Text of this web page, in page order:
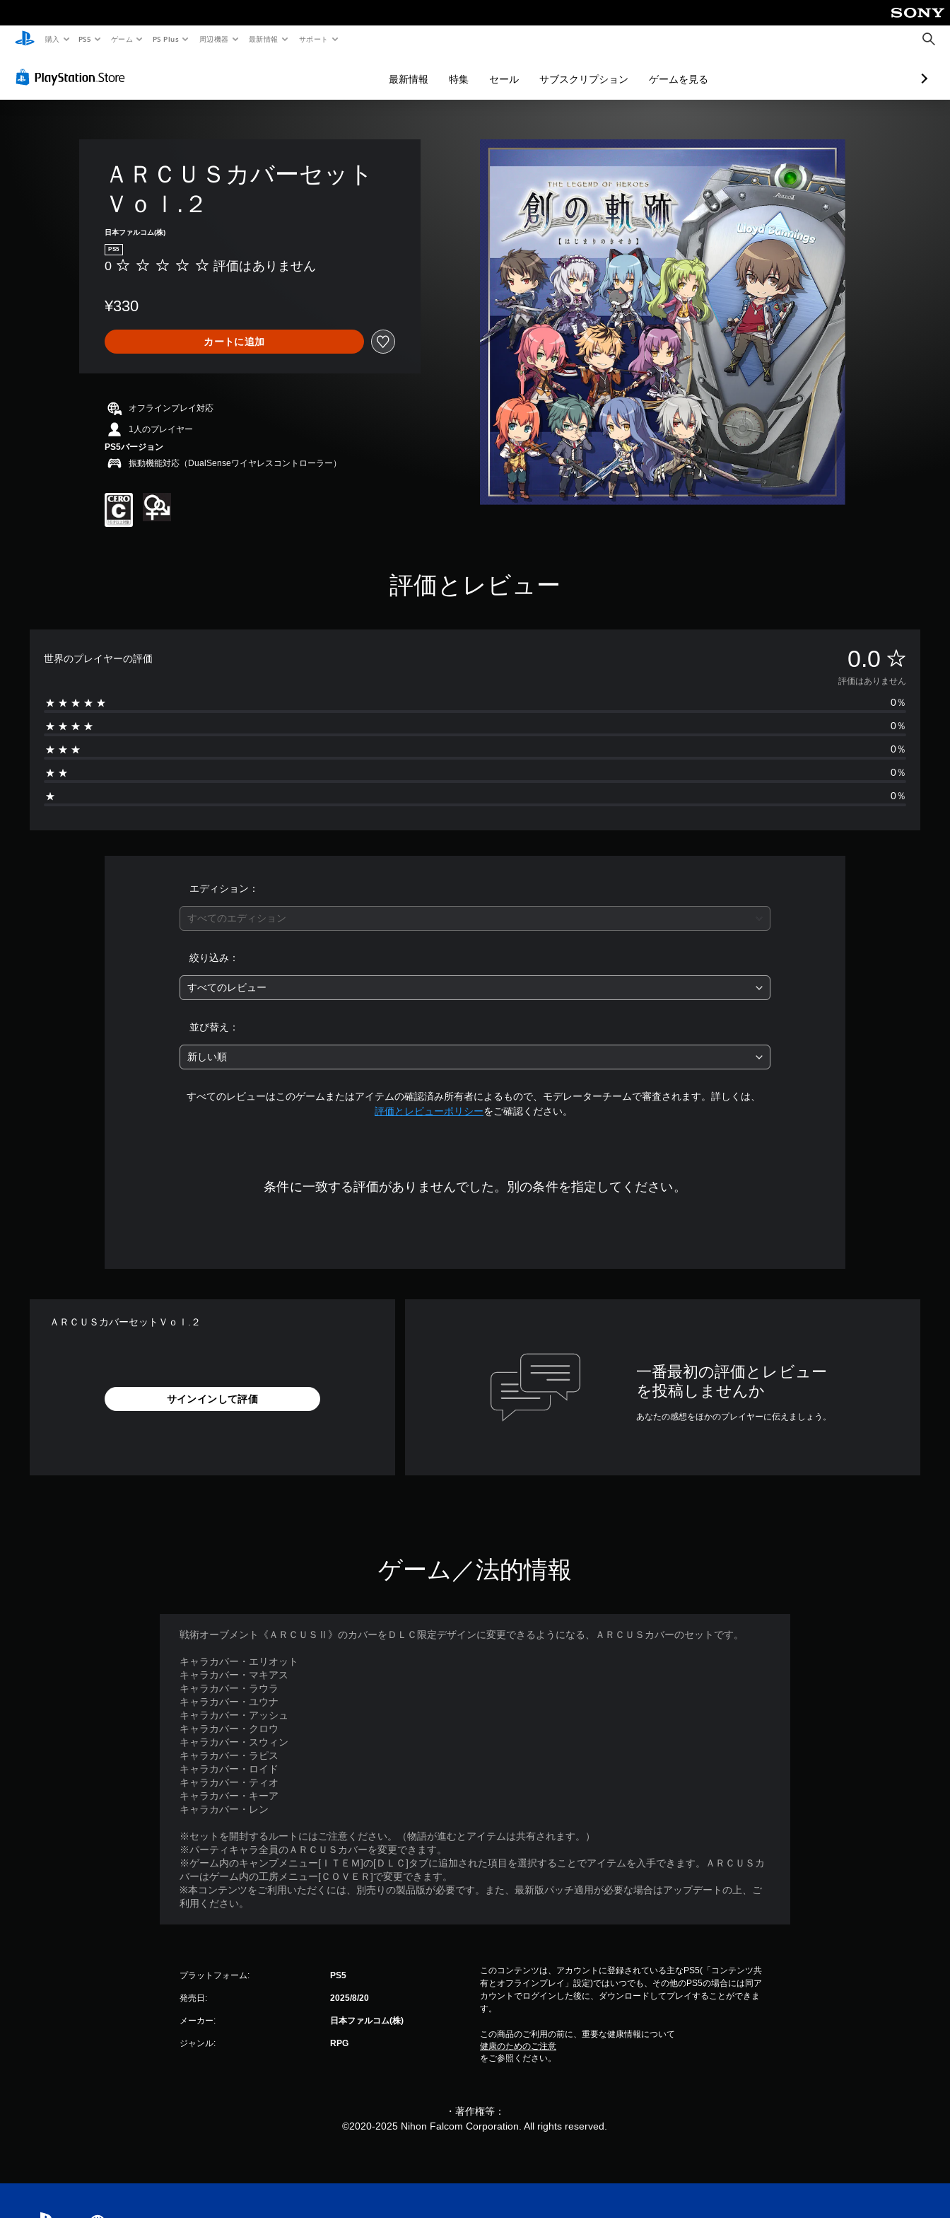
購入 PS5 ゲーム PS Plus 周辺機器 最新情報 サポート
検
索
最新情報 特集 セール サブスクリプション ゲームを見る
ＡＲＣＵＳカバーセット
Ｖｏｌ.２
日本ファルコム(株)
PS5
評
あ
ま
せ
0 評価はありません
¥330
カートに追加
オフラインプレイ対応
1人のプレイヤー
PS5バージョン
振動機能対応（DualSenseワイヤレスコントローラー）
評価とレビュー
世界のプレイヤーの評価 0.0 評
価
は
あ
り
ま
せ
評価はありません
0％
0％
0％
0％
0％
エディション：
すべてのエディション
絞り込み：
すべてのレビュー
並び替え：
新しい順
すべてのレビューはこのゲームまたはアイテムの確認済み所有者によるもので、モデレーターチームで審査されます。詳しくは、
評価とレビューポリシーをご確認ください。
条件に一致する評価がありませんでした。別の条件を指定してください。
ＡＲＣＵＳカバーセットＶｏｌ.２
サインインして評価
一番最初の評価とレビュー
を投稿しませんか
あなたの感想をほかのプレイヤーに伝えましょう。
ゲーム／法的情報
戦術オーブメント《ＡＲＣＵＳⅡ》のカバーをＤＬＣ限定デザインに変更できるようになる、ＡＲＣＵＳカバーのセットです。
キャラカバー・エリオット
キャラカバー・マキアス
キャラカバー・ラウラ
キャラカバー・ユウナ
キャラカバー・アッシュ
キャラカバー・クロウ
キャラカバー・スウィン
キャラカバー・ラピス
キャラカバー・ロイド
キャラカバー・ティオ
キャラカバー・キーア
キャラカバー・レン
※セットを開封するルートにはご注意ください。（物語が進むとアイテムは共有されます。）
※パーティキャラ全員のＡＲＣＵＳカバーを変更できます。
※ゲーム内のキャンプメニュー[ＩＴＥＭ]の[ＤＬＣ]タブに追加された項目を選択することでアイテムを入手できます。ＡＲＣＵＳカ
バーはゲーム内の工房メニュー[ＣＯＶＥＲ]で変更できます。
※本コンテンツをご利用いただくには、別売りの製品版が必要です。また、最新版パッチ適用が必要な場合はアップデートの上、ご
利用ください。
プラットフォーム: PS5
発売日: 2025/8/20
メーカー: 日本ファルコム(株)
ジャンル: RPG
このコンテンツは、アカウントに登録されている主なPS5(「コンテンツ共
有とオフラインプレイ」設定)ではいつでも、その他のPS5の場合には同ア
カウントでログインした後に、ダウンロードしてプレイすることができま
す。
この商品のご利用の前に、重要な健康情報について
健康のためのご注意
をご参照ください。
・著作権等：
©2020-2025 Nihon Falcom Corporation. All rights reserved.